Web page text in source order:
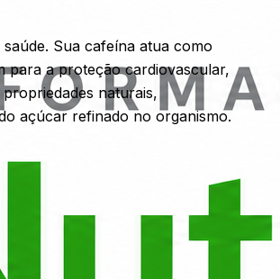
Sua cafeína atua como
para a proteção cardiovascular,
naturais,
açúcar refinado no organismo.